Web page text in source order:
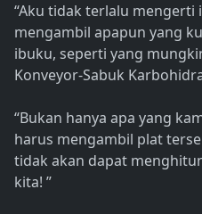
“Aku tidak terlalu mengerti
mengambil apapun yang
ibuku, seperti yang
Konveyor-Sabuk
“Bukan hanya apa yang
harus mengambil plat
tidak akan dapat
kita! ”